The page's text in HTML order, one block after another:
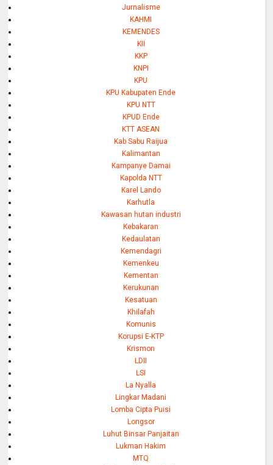
Jurnalisme
KAHMI
KEMENDES
KII
KKP
KNPI
KPU
KPU Kabupaten Ende
KPU NTT
KPUD Ende
KTT ASEAN
Kab Sabu Raijua
Kalimantan
Kampanye Damai
Kapolda NTT
Karel Lando
Karhutla
Kawasan hutan industri
Kebakaran
Kedaulatan
Kemendagri
Kemenkeu
Kementan
Kerukunan
Kesatuan
Khilafah
Komunis
Korupsi E-KTP
Krismon
LDII
LSI
La Nyalla
Lingkar Madani
Lomba Cipta Puisi
Longsor
Luhut Binsar Panjaitan
Lukman Hakim
MTQ